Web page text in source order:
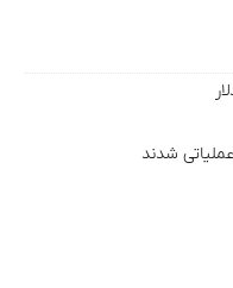
شدند